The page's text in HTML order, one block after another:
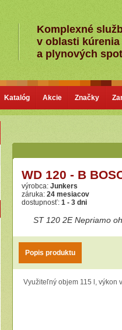
Komplexné
v oblasti kúrenia
a plynových
Katalóg Akcie Značky
WD 120 - B
výrobca: Junkers
záruka: 24 mesiacov
dostupnosť: 1 - 3 dni
ST 120 2E Nepriamo
Popis produktu
Využiteľný objem 115 l, výkon